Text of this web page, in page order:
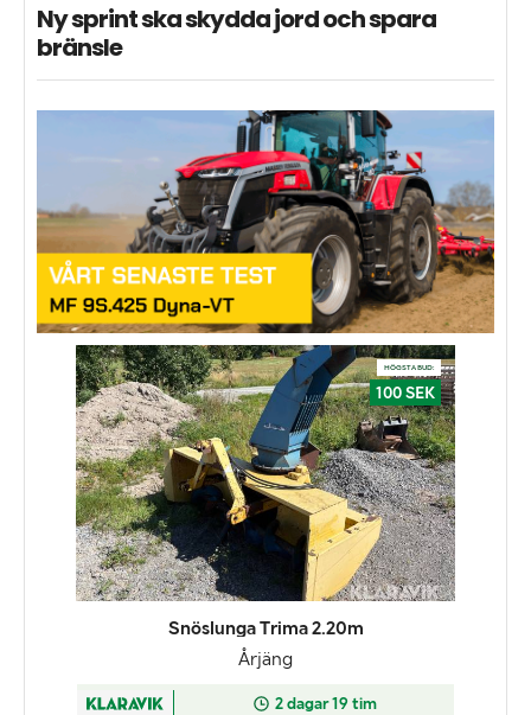
Ny sprint ska skydda jord och spara
bränsle